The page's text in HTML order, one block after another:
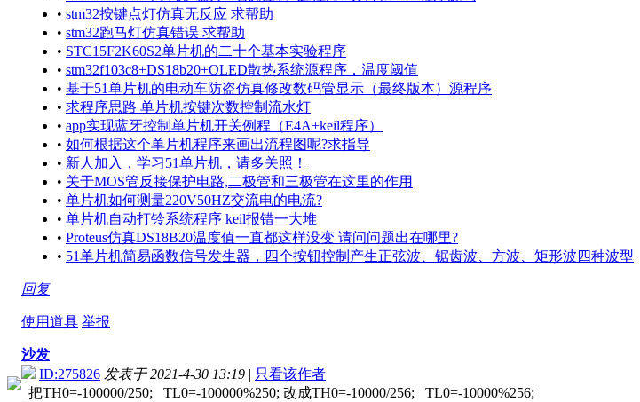
• stm32按键点灯仿真无反应 求帮助
• stm32跑马灯仿真错误 求帮助
• STC15F2K60S2单片机的二十个基本实验程序
• stm32f103c8+DS18b20+OLED散热系统源程序，温度阈值
• 基于51单片机的电动车防盗仿真修改数码管显示（最终版本）源程序
• 求程序思路 单片机按键次数控制流水灯
• app实现蓝牙控制单片机开关例程（E4A+keil程序）
• 如何根据这个单片机程序来画出流程图呢?求指导
• 新人加入，学习51单片机，请多关照！
• 关于MOS管反接保护电路,二极管和三极管在这里的作用
• 单片机如何测量220V50HZ交流电的电流?
• 单片机自动打铃系统程序 keil报错一大堆
• Proteus仿真DS18B20温度值一直都这样没变 请问问题出在哪里?
• 51单片机简易函数信号发生器，四个按钮控制产生正弦波、锯齿波、方波、矩形波四种波型
回复
使用道具 举报
沙发
ID:275826 发表于 2021-4-30 13:19 | 只看该作者
把TH0=-100000/250; TL0=-100000%250; 改成TH0=-10000/256; TL0=-10000%256;